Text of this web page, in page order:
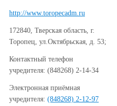
http://www.toropecadm.ru
172840, Тверская область, г.
Торопец, ул.Октябрьская, д. 53;
Контактный телефон
учредителя: (848268) 2-14-34
Электронная приёмная
учредителя: (848268) 2-12-97